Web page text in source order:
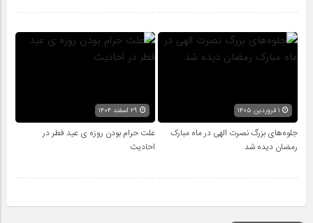
جلوه‌های بزرگ نصرت الهی در ماه مبارک
رمضان دیده شد
علت حرام بودن روزه ی عید فطر در
احادیث